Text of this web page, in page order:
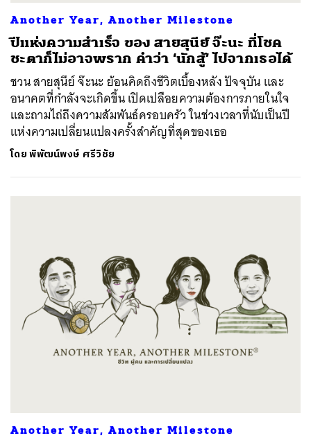
Another Year, Another Milestone
ปีแห่งความสำเร็จ ของ สายสุนีย์ จ๊ะนะ ที่โชค
ชะตาก็ไม่อาจพราก คำว่า ‘นักสู้’ ไปจากเธอได้
ชวน สายสุนีย์ จ๊ะนะ ย้อนคิดถึงชีวิตเบื้องหลัง ปัจจุบัน และ
อนาคตที่กำลังจะเกิดขึ้น เปิดเปลือยความต้องการภายในใจ
และถามไถ่ถึงความสัมพันธ์ครอบครัว ในช่วงเวลาที่นับเป็นปี
แห่งความเปลี่ยนแปลงครั้งสำคัญที่สุดของเธอ
โดยพิพัฒน์พงษ์ ศรีวิชัย
Another Year, Another Milestone